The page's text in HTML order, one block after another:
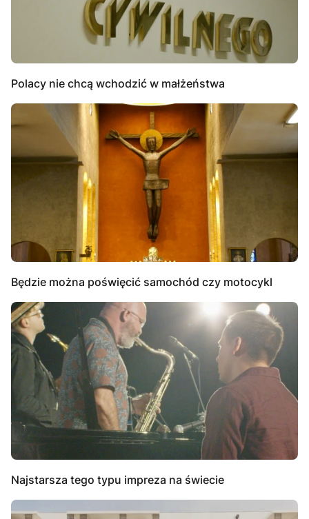
Polacy nie chcą wchodzić w małżeństwa
Będzie można poświęcić samochód czy motocykl
Najstarsza tego typu impreza na świecie